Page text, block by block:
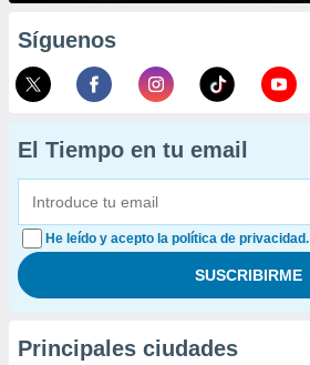
Síguenos
El Tiempo en tu email
He leído y acepto la política de privacidad.
Principales ciudades